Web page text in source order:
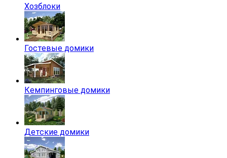
Хозблоки
Гостевые домики
Кемпинговые домики
Детские домики